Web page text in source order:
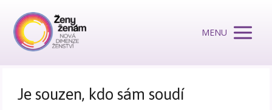
MENU
Je souzen, kdo sám soudí